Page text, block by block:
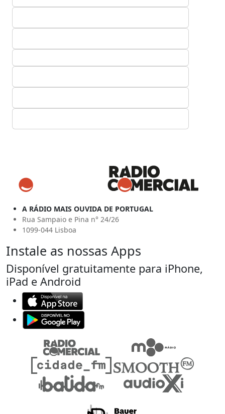
A RÁDIO MAIS OUVIDA DE PORTUGAL
Rua Sampaio e Pina n° 24/26
1099-044 Lisboa
Instale as nossas Apps
Disponível gratuitamente para iPhone,
iPad e Android